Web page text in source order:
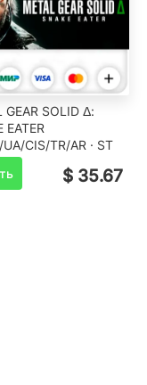
GEAR SOLID Δ:
EATER
UA/CIS/TR/AR · ST
$ 35.67